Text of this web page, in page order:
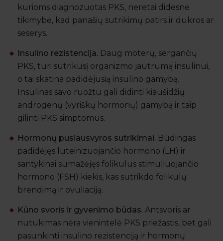
kurioms diagnozuotas PKS, neretai didesnė
tikimybė, kad panašių sutrikimų patirs ir dukros ar
seserys.
Insulino rezistencija. Daug moterų, sergančių
PKS, turi sutrikusį organizmo jautrumą insulinui,
o tai skatina padidėjusią insulino gamybą.
Insulinas savo ruožtu gali didinti kiaušidžių
androgenų (vyriškų hormonų) gamybą ir taip
gilinti PKS simptomus.
Hormonų pusiausvyros sutrikimai. Būdingas
padidėjęs luteinizuojančio hormono (LH) ir
santykinai sumažėjęs folikulus stimuliuojančio
hormono (FSH) kiekis, kas sutrikdo folikulų
brendimą ir ovuliaciją.
Kūno svoris ir gyvenimo būdas. Antsvoris ar
nutukimas nėra vienintelė PKS priežastis, bet gali
pasunkinti insulino rezistenciją ir hormonų